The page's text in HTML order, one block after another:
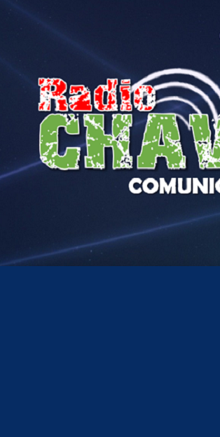
20
domingo, agosto 9, 2026